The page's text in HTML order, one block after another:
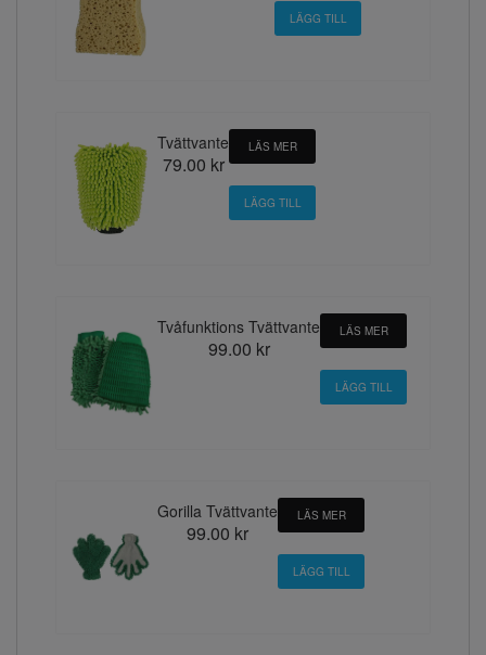
Tvättvante
79.00 kr
LÄS MER
Tvåfunktions Tvättvante
99.00 kr
LÄS MER
Gorilla Tvättvante
99.00 kr
LÄS MER